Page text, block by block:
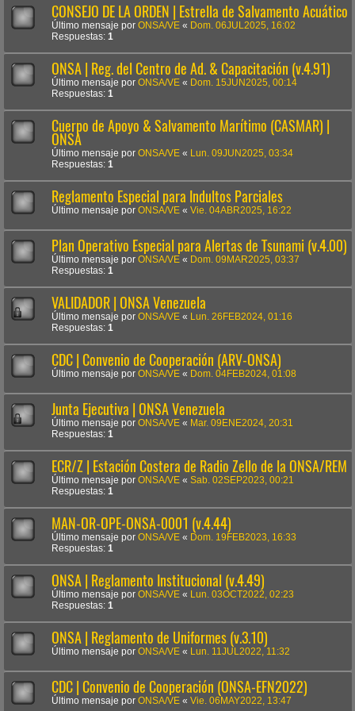
CONSEJO DE LA ORDEN | Estrella de Salvamento Acuático
Último mensaje por ONSA/VE « Dom. 06JUL2025, 16:02
Respuestas: 1
ONSA | Reg. del Centro de Ad. & Capacitación (v.4.91)
Último mensaje por ONSA/VE « Dom. 15JUN2025, 00:14
Respuestas: 1
Cuerpo de Apoyo & Salvamento Marítimo (CASMAR) |
ONSA
Último mensaje por ONSA/VE «
Lun. 09JUN2025, 03:34
Respuestas: 1
Reglamento Especial para Indultos Parciales
Último mensaje por ONSA/VE « Vie. 04ABR2025, 16:22
Plan Operativo Especial para Alertas de Tsunami (v.4.00)
Último mensaje por ONSA/VE « Dom. 09MAR2025, 03:37
Respuestas: 1
VALIDADOR | ONSA Venezuela
Último mensaje por ONSA/VE «
Lun. 26FEB2024, 01:16
Respuestas: 1
CDC | Convenio de Cooperación (ARV-ONSA)
Último mensaje por ONSA/VE « Dom. 04FEB2024, 01:08
Junta Ejecutiva | ONSA Venezuela
Último mensaje por ONSA/VE « Mar. 09ENE2024, 20:31
Respuestas: 1
ECR/Z | Estación Costera de Radio Zello de la ONSA/REM
Último mensaje por ONSA/VE « Sab. 02SEP2023, 00:21
Respuestas: 1
MAN-OR-OPE-ONSA-0001 (v.4.44)
Último mensaje por ONSA/VE « Dom. 19FEB2023, 16:33
Respuestas: 1
ONSA | Reglamento Institucional (v.4.49)
Último mensaje por ONSA/VE «
Lun. 03OCT2022, 02:23
Respuestas: 1
ONSA | Reglamento de Uniformes (v.3.10)
Último mensaje por ONSA/VE « Lun. 11JUL2022, 11:32
CDC | Convenio de Cooperación (ONSA-EFN2022)
Último mensaje por ONSA/VE « Vie. 06MAY2022, 13:47